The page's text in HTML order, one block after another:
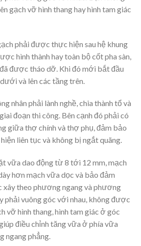
gạch vỡ hình thang hay hình tam giác
phải được thực hiện sau hệ khung
hình thành hay toàn bộ cốt pha sàn,
được tháo dỡ. Khi đó mới bắt đầu
và lên các tầng trên.
nhân phải lành nghề, chia thành tổ và
đoạn thi công. Bên cạnh đó phải có
giữa thợ chính và thợ phụ, đảm bảo
liên tục và không bị ngắt quãng.
vữa dao động từ 8 tới 12 mm, mạch
hơn mạch vữa dọc và bảo đảm
xây theo phương ngang và phương
phải vuông góc với nhau, không được
vỡ hình thang, hình tam giác ở góc
điều chỉnh tăng vữa ở phía vữa
ngang phẳng.